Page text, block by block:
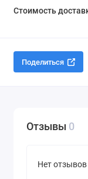
Стоимость
Поделиться
Отзывы 0
Нет